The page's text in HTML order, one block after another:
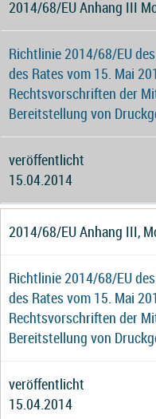
2014/68/EU Anhang III
Richtlinie 2014/68/EU
des Rates vom 15. Mai
Rechtsvorschriften der
Bereitstellung von
veröffentlicht
15.04.2014
2014/68/EU Anhang III,
Richtlinie 2014/68/EU
des Rates vom 15. Mai
Rechtsvorschriften der
Bereitstellung von
veröffentlicht
15.04.2014